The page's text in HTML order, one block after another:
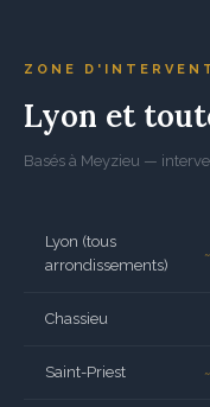
ZONE
Lyon et
Basés à Meyzieu —
Lyon (tous
arrondissements)
Chassieu
Saint-Priest